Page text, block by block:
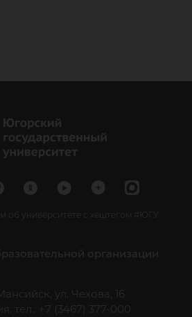
об университете с хештегом #ЮГУ
организации
ул. Чехова, 16
тел.: +7 (3467) 377-000